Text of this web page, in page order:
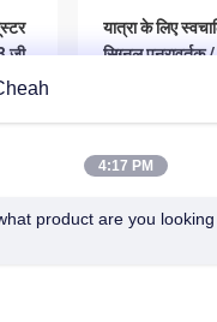
जी
यात्रा के लिए
सिग्नल पुनरावर्तक
4:17 PM
product are you looking